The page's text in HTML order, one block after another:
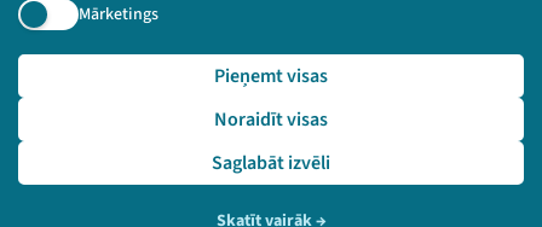
Mārketings
Saglabāt izvēli
Noraidīt visas
Pieņemt visas
Skatīt vairāk→
Pieteikties
🔗 https://festivalslampa.lv/lv/pasakums/3264